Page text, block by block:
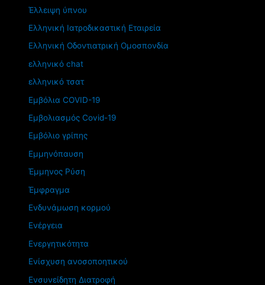
Έλλειψη ύπνου
Ελληνική Ιατροδικαστική Εταιρεία
Ελληνική Οδοντιατρική Ομοσπονδία
ελληνικό chat
ελληνικό τσατ
Εμβόλια COVID-19
Εμβολιασμός Covid-19
Εμβόλιο γρίπης
Εμμηνόπαυση
Έμμηνος Ρύση
Έμφραγμα
Ενδυνάμωση κορμού
Ενέργεια
Ενεργητικότητα
Ενίσχυση ανοσοποητικού
Ενσυνείδητη Διατροφή